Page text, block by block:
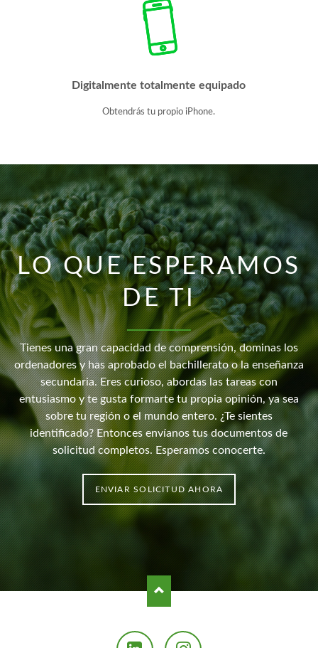
Digitalmente totalmente equipado
Obtendrás tu propio iPhone.
LO QUE ESPERAMOS
DE TI
Tienes una gran capacidad de comprensión, dominas los
ordenadores y has aprobado el bachillerato o la enseñanza
secundaria. Eres curioso, abordas las tareas con
entusiasmo y te gusta formarte tu propia opinión, ya sea
sobre tu región o el mundo entero. ¿Te sientes
identificado? Entonces envíanos tus documentos de
solicitud completos. Esperamos conocerte.
ENVIAR SOLICITUD AHORA